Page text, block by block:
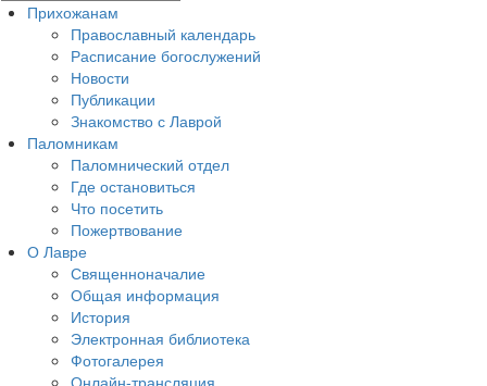
Прихожанам
Православный календарь
Расписание богослужений
Новости
Публикации
Знакомство с Лаврой
Паломникам
Паломнический отдел
Где остановиться
Что посетить
Пожертвование
О Лавре
Священноначалие
Общая информация
История
Электронная библиотека
Фотогалерея
Онлайн-трансляция